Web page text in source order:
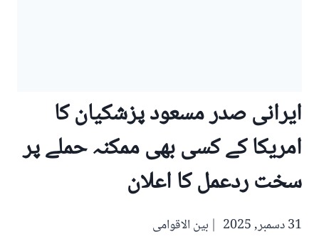
ایرانی صدر مسعود پزشکیان کا
امریکا کے کسی بھی ممکنہ حملے پر
سخت ردعمل کا اعلان
31 دسمبر, 2025 بین الاقوامی